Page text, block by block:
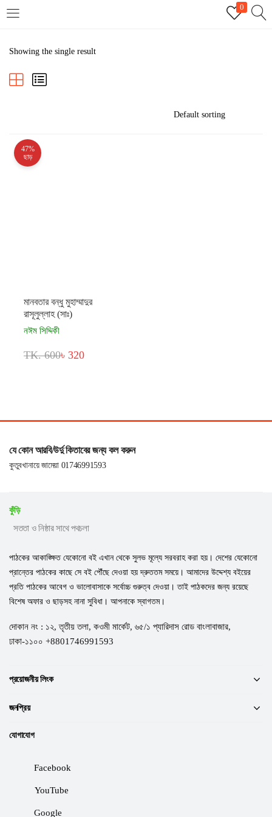
0
REGISTER
Showing the single result
47%
ছাড়
মানবতার বন্ধু মুহাম্মাদুর
রাসূলুল্লাহ (সাঃ)
নঈম সিদ্দিকী
TK. 600৳ 320
যে কোন আরবি/উর্দু কিতাবের জন্য কল করুন
কুতুবখানায়ে জামেয়া 01746991593
কুঁড়ি
সততা ও নিষ্ঠার সাথে পথচলা
পাঠকের আকাঙ্ক্ষিত যেকোনো বই এখান থেকে সুলভ মূল্যে সরবরাহ করা হয়। দেশের যেকোনো
প্রান্তের পাঠকের কাছে সে বই পৌঁছে দেওয়া হয় দ্রুততম সময়ে। আমাদের উদ্দেশ্য বইয়ের
প্রতি পাঠকের আবেগ ও ভালোবাসাকে সর্বোচ্চ গুরুত্ব দেওয়া। তাই পাঠকদের জন্য রয়েছে
বিশেষ অফার ও ছাড়সহ নানা সুবিধা। আপনাকে স্বাগতম।
দোকান নং : ১২, তৃতীয় তলা, কওমী মার্কেট, ৬৫/১ প্যারিদাস রোড বাংলাবাজার,
ঢাকা-১১০০ +8801746991593
প্রয়োজনীয় লিংক
জনপ্রিয়
যোগাযোগ
Facebook
YouTube
Google